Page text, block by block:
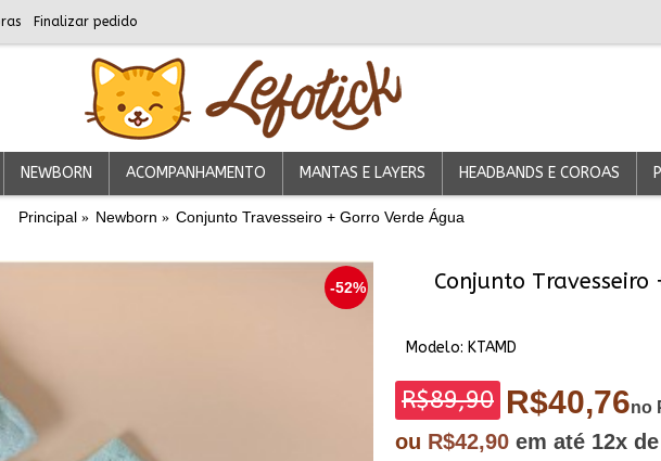
Finalizar pedido
NEWBORN ACOMPANHAMENTO MANTAS E LAYERS HEADBANDS E COROAS
Principal Newborn Conjunto Travesseiro + Gorro Verde Água
-52% Conjunto Travesseiro
Modelo: KTAMD
R$89,90 R$40,76no
ou R$42,90 em até 12x